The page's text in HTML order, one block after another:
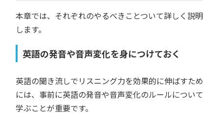
本章では、それぞれのやるべきことついて詳しく説明
します。
英語の発音や音声変化を身につけておく
英語の聞き流しでリスニング力を効果的に伸ばすため
には、事前に英語の発音や音声変化のルールについて
学ぶことが重要です。